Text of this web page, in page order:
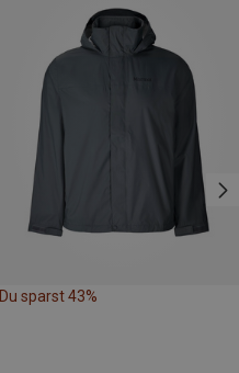
Du sparst 43%